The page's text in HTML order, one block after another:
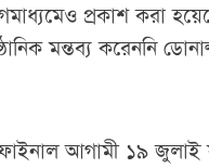
প্রকাশ করা
মন্তব্য করেননি
আগামী ১৯ জুলাই